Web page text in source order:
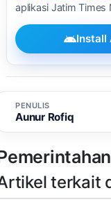
aplikasi Jatim Times
Install
PENULIS
Aunur Rofiq
terkait